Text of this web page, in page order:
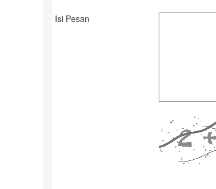
Isi Pesan